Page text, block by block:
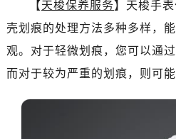
【天梭保养服务】天梭手
壳划痕的处理方法多种多样，
观。对于轻微划痕，您可以通
而对于较为严重的划痕，则可